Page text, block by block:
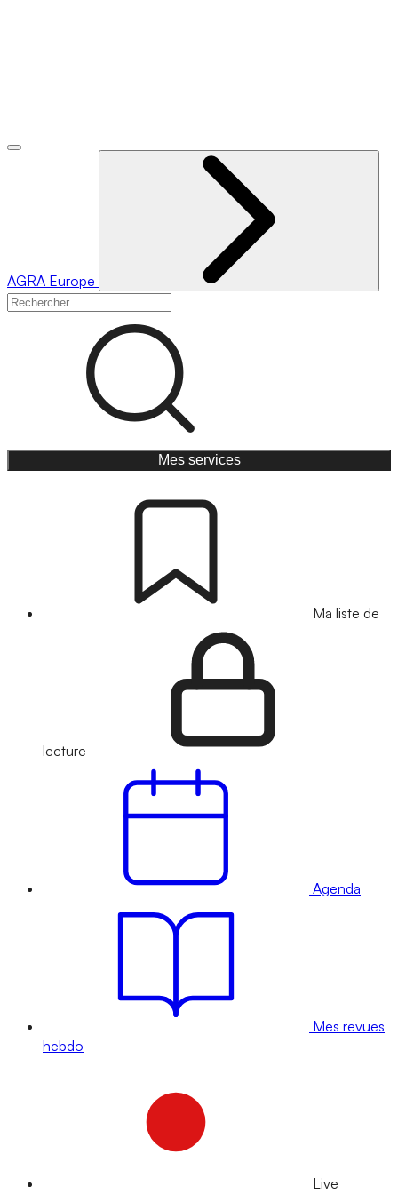
AGRA Europe
Mes services
Ma liste de
lecture
Agenda
Mes revues
hebdo
Live